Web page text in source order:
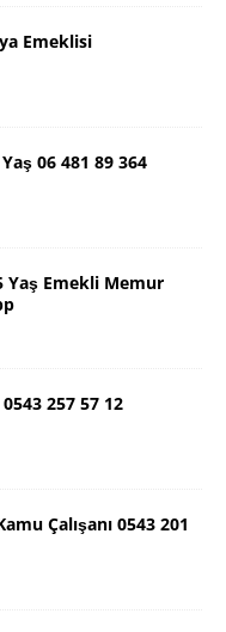
Emeklisi
06 481 89 364
Yaş Emekli Memur
257 57 12
Çalışanı 0543 201